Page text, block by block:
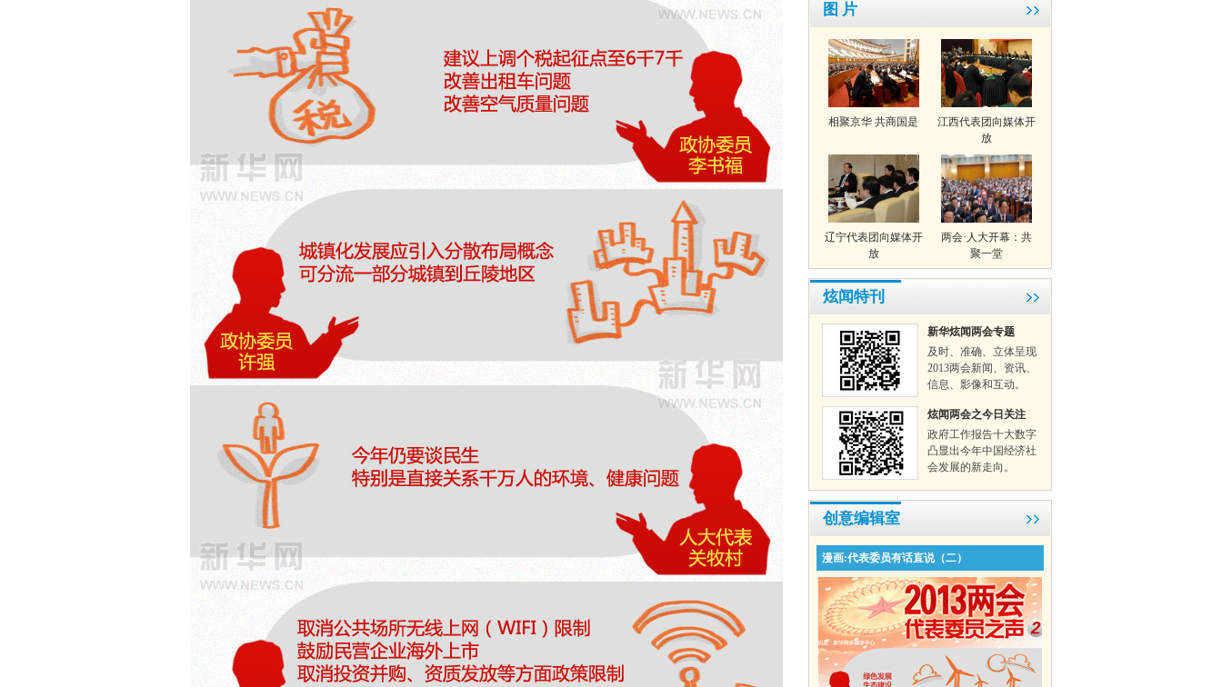
图 片
相聚京华 共商国是
江西代表团向媒体开
放
辽宁代表团向媒体开
放
两会·人大开幕：共
聚一堂
炫闻特刊
新华炫闻两会专题
及时、准确、立体呈现
2013两会新闻、资讯、
信息、影像和互动。
炫闻两会之今日关注
政府工作报告十大数字
凸显出今年中国经济社
会发展的新走向。
创意编辑室
漫画:代表委员有话直说（二）